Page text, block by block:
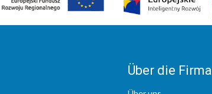
Über die Firma